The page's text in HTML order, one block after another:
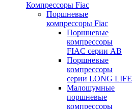
Компрессоры Fiac
Поршневые
компрессоры Fiac
Поршневые
компрессоры
FIAC серии AB
Поршневые
компрессоры
серии LONG LIFE
Малошумные
поршневые
компрессоры